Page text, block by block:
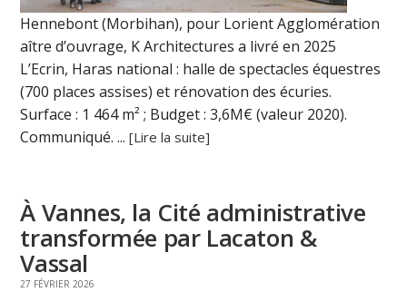
Hennebont (Morbihan), pour Lorient Agglomération
aître d’ouvrage, K Architectures a livré en 2025
L’Ecrin, Haras national : halle de spectacles équestres
(700 places assises) et rénovation des écuries.
Surface : 1 464 m² ; Budget : 3,6M€ (valeur 2020).
Communiqué. ...[Lire la suite]
À Vannes, la Cité administrative
transformée par Lacaton &
Vassal
27 FÉVRIER 2026